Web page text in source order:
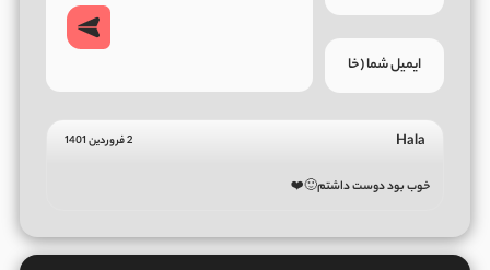
Hala 2 فروردین 1401
خوب بود دوست داشتم🙂❤️